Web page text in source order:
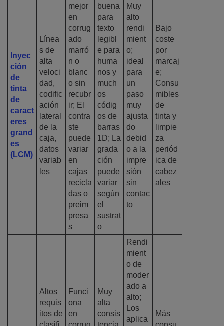
Inyec
ción
de
tinta
de
caract
eres
grand
es
(LCM)
Línea
s de
alta
veloci
dad,
codific
ación
lateral
de la
caja,
datos
variab
les
mejor
en
corrug
ado
marró
n o
blanc
o sin
recubr
ir; El
contra
ste
puede
variar
en
cajas
recicla
das o
preim
presa
s
buena
para
texto
legibl
e para
huma
nos y
much
os
códig
os de
barras
1D; La
grada
ción
puede
variar
según
el
sustrat
o
Muy
alto
rendi
mient
o;
ideal
para
un
paso
muy
ajusta
do
debid
o a la
impre
sión
sin
contac
to
Bajo
coste
por
marcaj
e;
Consu
mibles
de
tinta y
limpie
za
periód
ica de
cabez
ales
Altos
requis
itos de
Funci
ona
en
Muy
alta
consis
Rendi
mient
o de
moder
ado a
alto;
Los
aplica
Más